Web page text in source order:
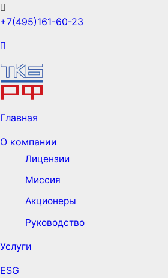
+7(495)161-60-23
Главная
О компании
Лицензии
Миссия
Акционеры
Руководство
Услуги
ESG